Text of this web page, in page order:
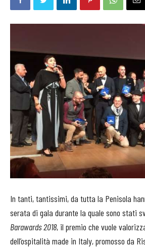
In tanti, tantissimi, da tutta la Penisola
serata di gala durante la quale sono stati
Barawards 2018, il premio che vuole
dell’ospitalità made in Italy, promosso da